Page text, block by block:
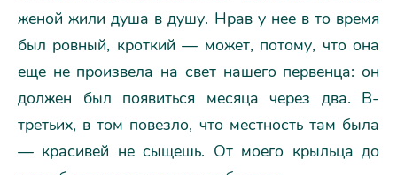
женой жили душа в душу. Нрав у нее в то время
был ровный, кроткий — может, потому, что она
еще не произвела на свет нашего первенца: он
должен был появиться месяца через два. В-
третьих, в том повезло, что местность там была
— красивей не сыщешь. От моего крыльца до